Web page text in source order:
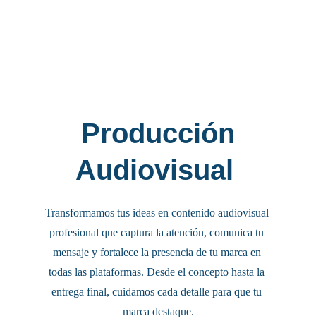
Audiovisual
Transformamos tus ideas en contenido audiovisual
profesional que captura la atención, comunica tu
mensaje y fortalece la presencia de tu marca en
todas las plataformas. Desde el concepto hasta la
entrega final, cuidamos cada detalle para que tu
marca destaque.